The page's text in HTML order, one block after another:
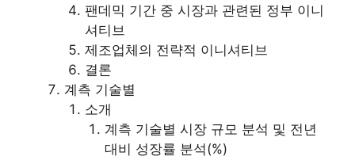
팬데믹 기간 중 시장과 관련된 정부 이니
셔티브
제조업체의 전략적 이니셔티브
결론
계측 기술별
소개
계측 기술별 시장 규모 분석 및 전년
대비 성장률 분석(%)